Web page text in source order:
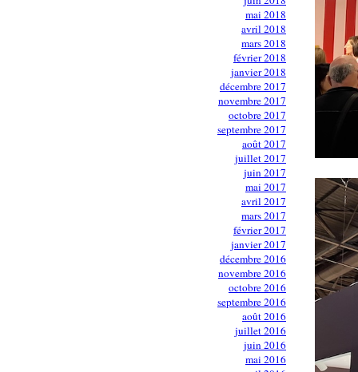
mai 2018
avril 2018
mars 2018
février 2018
janvier 2018
décembre 2017
novembre 2017
octobre 2017
septembre 2017
août 2017
juillet 2017
juin 2017
mai 2017
avril 2017
mars 2017
février 2017
janvier 2017
décembre 2016
novembre 2016
octobre 2016
septembre 2016
août 2016
juillet 2016
juin 2016
mai 2016